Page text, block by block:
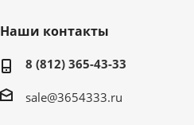
Наши контакты
8 (812) 365-43-33
sale@3654333.ru